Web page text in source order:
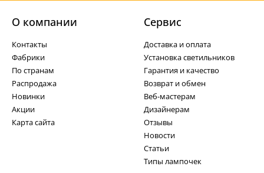
О компании
Контакты
Фабрики
По странам
Распродажа
Новинки
Акции
Карта сайта
Cервис
Доставка и оплата
Установка светильников
Гарантия и качество
Возврат и обмен
Веб-мастерам
Дизайнерам
Отзывы
Новости
Статьи
Типы лампочек